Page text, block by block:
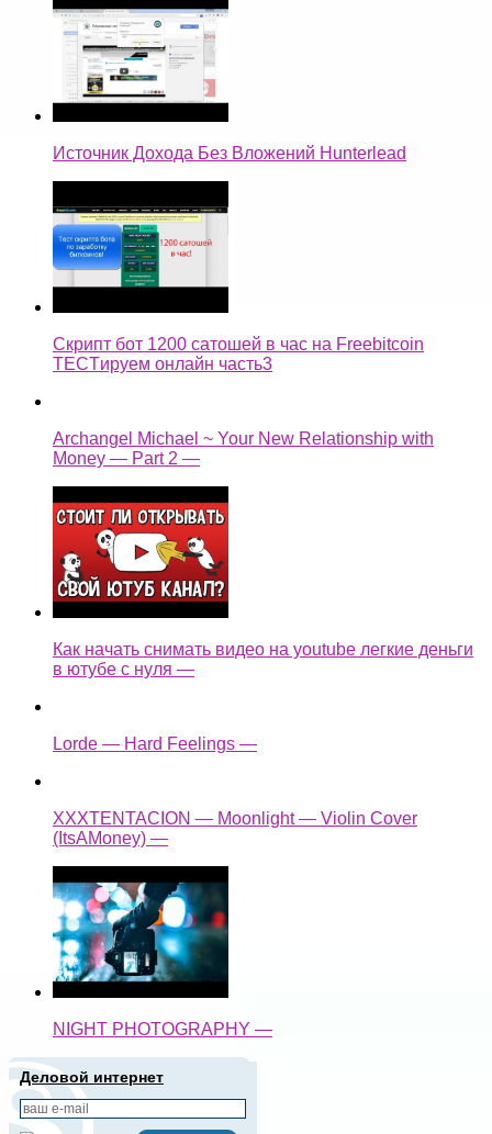
Источник Дохода Без Вложений Hunterlead
Скрипт бот 1200 сатошей в час на Freebitcoin
TECTируем онлайн часть3
Archangel Michael ~ Your New Relationship with
Money — Part 2 —
Как начать снимать видео на youtube легкие деньги
в ютубе с нуля —
Lorde — Hard Feelings —
XXXTENTACION — Moonlight — Violin Cover
(ItsAMoney) —
NIGHT PHOTOGRAPHY —
Деловой интернет